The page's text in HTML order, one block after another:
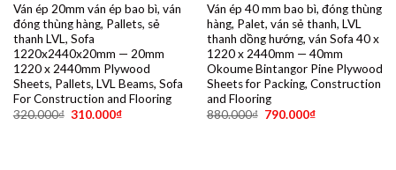
Ván ép 20mm ván ép bao bì, ván
đóng thùng hàng, Pallets, sẻ
thanh LVL, Sofa
1220x2440x20mm — 20mm
1220 x 2440mm Plywood
Sheets, Pallets, LVL Beams, Sofa
For Construction and Flooring
320.000₫ 310.000₫
Ván ép 40 mm bao bì, đóng thùng
hàng, Palet, ván sẻ thanh, LVL
thanh dồng hướng, ván Sofa 40 x
1220 x 2440mm — 40mm
Okoume Bintangor Pine Plywood
Sheets for Packing, Construction
and Flooring
880.000₫ 790.000₫